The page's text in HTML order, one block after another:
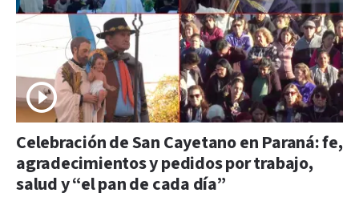
Celebración de San Cayetano en Paraná: fe,
agradecimientos y pedidos por trabajo,
salud y “el pan de cada día”